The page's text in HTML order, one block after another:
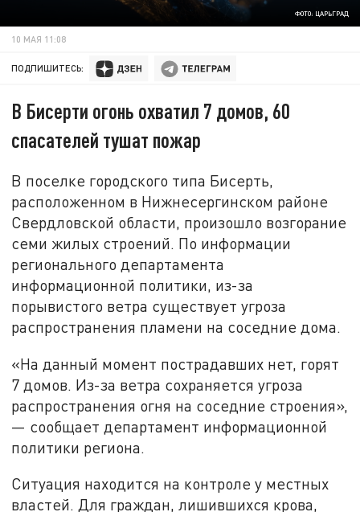
ФОТО: ЦАРЬГРАД
10 МАЯ 11:08
ПОДПИШИТЕСЬ:
В Бисерти огонь охватил 7 домов, 60
спасателей тушат пожар
В поселке городского типа Бисерть,
расположенном в Нижнесергинском районе
Свердловской области, произошло возгорание
семи жилых строений. По информации
регионального департамента
информационной политики, из-за
порывистого ветра существует угроза
распространения пламени на соседние дома.
«На данный момент пострадавших нет, горят
7 домов. Из-за ветра сохраняется угроза
распространения огня на соседние строения»,
— сообщает департамент информационной
политики региона.
Ситуация находится на контроле у местных
властей. Для граждан, лишившихся крова,